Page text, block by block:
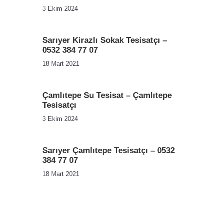
3 Ekim 2024
Sarıyer Kirazlı Sokak Tesisatçı –
0532 384 77 07
18 Mart 2021
Çamlıtepe Su Tesisat – Çamlıtepe
Tesisatçı
3 Ekim 2024
Sarıyer Çamlıtepe Tesisatçı – 0532
384 77 07
18 Mart 2021